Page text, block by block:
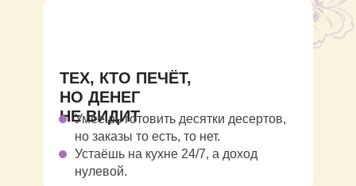
ТЕХ, КТО ПЕЧЁТ,
НО ДЕНЕГ
НЕ ВИДИТ
Умеешь готовить десятки десертов,
но заказы то есть, то нет.
Устаёшь на кухне 24/7, а доход
нулевой.